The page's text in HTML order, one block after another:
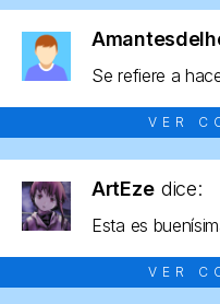
Se refiere a
VER
ArtEze dice:
Esta es
VER